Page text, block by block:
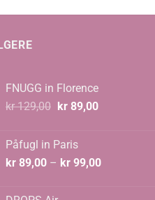
FNUGG in Florence
kr129,00 Opprinnelig
kr 129,00.
kr89,00Nåværende
Påfugl in Paris
kr 89,00 – kr 99,00Prisområde: